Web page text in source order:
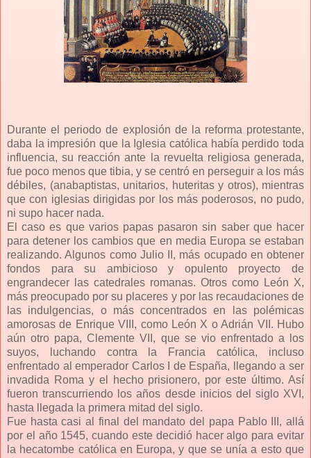
Durante el periodo de explosión de la reforma protestante,
daba la impresión que la Iglesia católica había perdido toda
influencia, su reacción ante la revuelta religiosa generada,
fue poco menos que tibia, y se centró en perseguir a los más
débiles, (anabaptistas, unitarios, huteritas y otros), mientras
que con iglesias dirigidas por los más poderosos, no pudo,
ni supo hacer nada.
El caso es que varios papas pasaron sin saber que hacer
para detener los cambios que en media Europa se estaban
realizando. Algunos como Julio II, más ocupado en obtener
fondos para su ambicioso y opulento proyecto de
engrandecer las catedrales romanas. Otros como León X,
más preocupado por su placeres y por las recaudaciones de
las indulgencias, o más concentrados en las polémicas
amorosas de Enrique VIII, como León X o Adrián VII. Hubo
aún otro papa, Clemente VII, que se vio enfrentado a los
suyos, luchando contra la Francia católica, incluso
enfrentado al emperador Carlos I de España, llegando a ser
invadida Roma y el hecho prisionero, por este último. Así
fueron transcurriendo los años desde inicios del siglo XVI,
hasta llegada la primera mitad del siglo.
Fue hasta casi al final del mandato del papa Pablo III, allá
por el año 1545, cuando este decidió hacer algo para evitar
la hecatombe católica en Europa, y que se unía a esto que